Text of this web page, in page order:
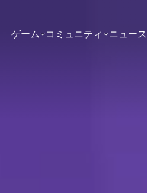
ゲーム コミュニティ ニュース